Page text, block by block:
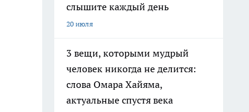
слышите каждый день
20 июля
3 вещи, которыми мудрый
человек никогда не делится:
слова Омара Хайяма,
актуальные спустя века